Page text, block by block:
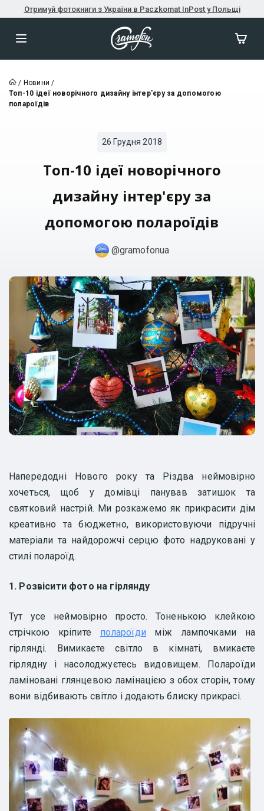
Отримуй фотокниги з України в Paczkomat InPost у Польщі
/ Новини /
Топ-10 ідеї новорічного дизайну інтер'єру за допомогою
полароїдів
26 Грудня 2018
Топ-10 ідеї новорічного
дизайну інтер'єру за
допомогою полароїдів
@gramofonua
Напередодні Нового року та Різдва неймовірно
хочеться, щоб у домівці панував затишок та
святковий настрій. Ми розкажемо як прикрасити дім
креативно та бюджетно, використовуючи підручні
матеріали та найдорожчі серцю фото надруковані у
стилі полароїд.
1. Розвісити фото на гірлянду
Тут усе неймовірно просто. Тоненькою клейкою
стрічкою кріпите полароїди між лампочками на
гірлянді. Вимикаєте світло в кімнаті, вмикаєте
гірлядну і насолоджуєтесь видовищем. Полароїди
ламіновані глянцевою ламінацією з обох сторін, тому
вони відбивають світло і додають блиску прикрасі.